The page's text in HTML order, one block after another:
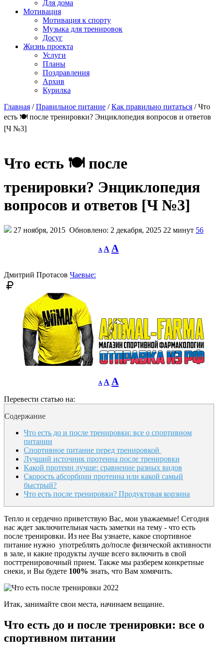
Для дома
Мотивация
Мотивация к спорту
Музыка для тренировок
Досуг
Жизнь проекта
Услуги
Планы
Поздравления
Архив
Курилка
Главная / Правильное питание / Как правильно питаться / Что
есть 🍽 после тренировки? Энциклопедия вопросов и ответов
[Ч №3]
Что есть 🍽 после
тренировки? Энциклопедия
вопросов и ответов [Ч №3]
27 ноября, 2015 Обновлено: 2 декабря, 2025 22 минут 56
A
Decrease
font
A Reset
font
A
Дмитрий Протасов Чаевые:
A
Decrease
font
A Reset
font
A
size.
Перевести статью на:
Содержание
Что есть до и после тренировки: все о спортивном
питании
Спортивное питание перед тренировкой
Лучший источник протеина после тренировки
Какой протеин лучше: сравнение разных видов
Скорость абсорбции протеина или какой самый
быстрый?
Что есть после тренировки? Продуктовая корзина
Тепло и сердечно приветствую Вас, мои уважаемые! Сегодня
нас ждет заключительная часть заметки на тему - что есть
после тренировки. Из нее Вы узнаете, какое спортивное
питание нужно употреблять до/после физической активности
в зале, и какие продукты лучше всего включить в свой
посттренировочный прием. Также мы разберем конкретные
снеки, и Вы будете 100% знать, что Вам хомячить.
Итак, занимайте свои места, начинаем вещание.
Что есть до и после тренировки: все о
спортивном питании